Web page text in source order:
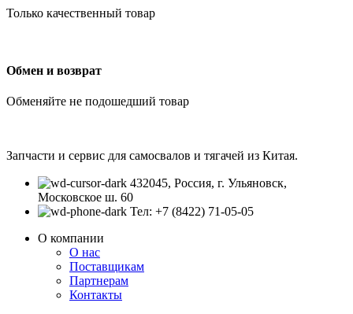
Только качественный товар
Обмен и возврат
Обменяйте не подошедший товар
Запчасти и сервис для самосвалов и тягачей из Китая.
432045, Россия, г. Ульяновск,
Московское ш. 60
Тел: +7 (8422) 71-05-05
О компании
О нас
Поставщикам
Партнерам
Контакты